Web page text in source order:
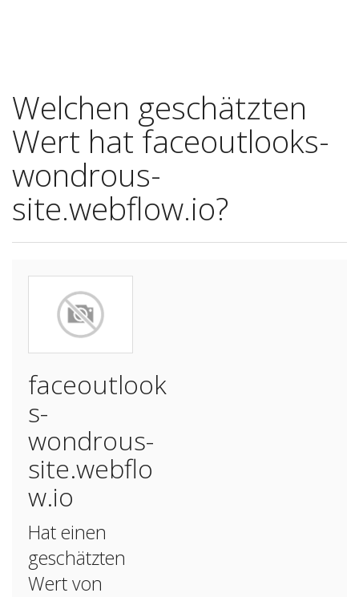
Welchen geschätzten
Wert hat faceoutlooks-
wondrous-
site.webflow.io?
faceoutlook
s-
wondrous-
site.webflo
w.io
Hat einen
geschätzten
Wert von